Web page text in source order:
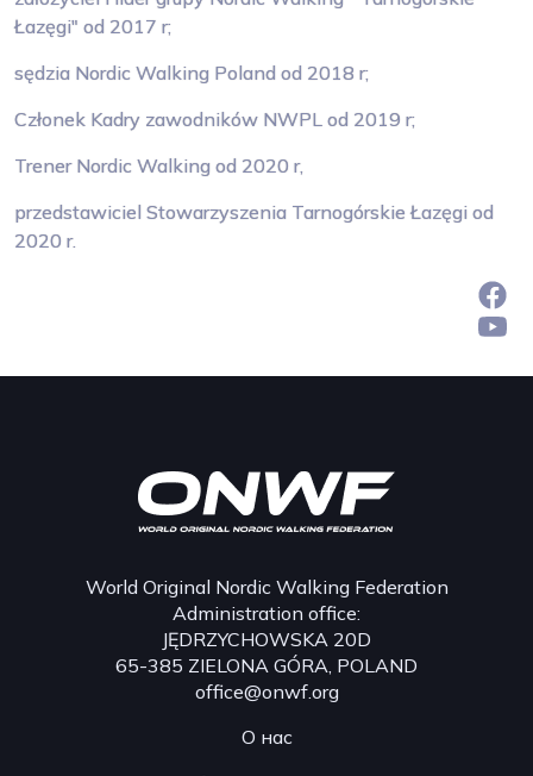
Łazęgi" od 2017 r;
sędzia Nordic Walking Poland od 2018 r;
Członek Kadry zawodników NWPL od 2019 r;
Trener Nordic Walking od 2020 r,
przedstawiciel Stowarzyszenia Tarnogórskie Łazęgi od
2020 r.
World Original Nordic Walking Federation
Administration office:
JĘDRZYCHOWSKA 20D
65-385 ZIELONA GÓRA, POLAND
office@onwf.org
О нас